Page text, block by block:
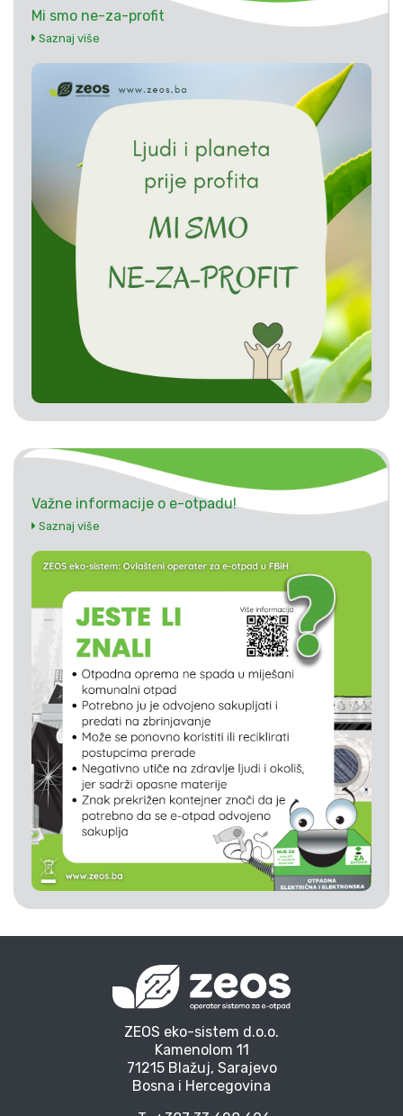
Mi smo ne-za-profit
Saznaj više
Važne informacije o e-otpadu!
Saznaj više
ZEOS eko-sistem d.o.o.
Kamenolom 11
71215 Blažuj, Sarajevo
Bosna i Hercegovina